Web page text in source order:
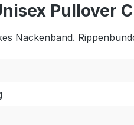
Pullover
Nackenband.